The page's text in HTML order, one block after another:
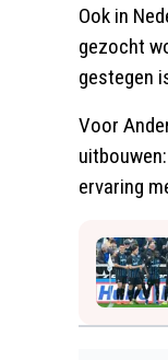
Ook in
gezocht
gestegen
Voor
ervaring